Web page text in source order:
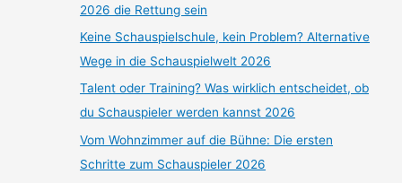
2026 die Rettung sein
Keine Schauspielschule, kein Problem? Alternative
Wege in die Schauspielwelt 2026
Talent oder Training? Was wirklich entscheidet, ob
du Schauspieler werden kannst 2026
Vom Wohnzimmer auf die Bühne: Die ersten
Schritte zum Schauspieler 2026